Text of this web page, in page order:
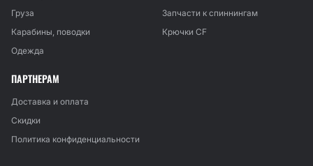
Груза
Запчасти к спиннингам
Карабины, поводки
Крючки CF
Одежда
ПАРТНЕРАМ
Доставка и оплата
Скидки
Политика конфиденциальности